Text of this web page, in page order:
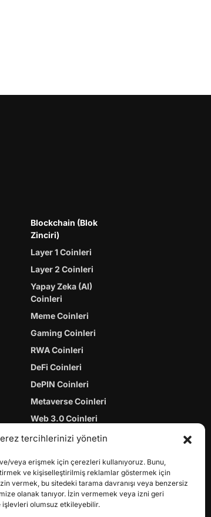
tercihlerinizi yönetin
veya erişmek için çerezleri kullanıyoruz. Bunu,
ve kişiselleştirilmiş reklamlar göstermek için
vermek, bu sitedeki tarama davranışı veya benzersiz
olanak tanıyor. İzin vermemek veya izni geri
olumsuz etkileyebilir.
Blockchain (Blok
Zinciri)
Layer 1 Coinleri
Layer 2 Coinleri
Yapay Zeka (AI)
Coinleri
Meme Coinleri
Gaming Coinleri
RWA Coinleri
DeFi Coinleri
DePIN Coinleri
Metaverse Coinleri
Web 3.0 Coinleri
Coin Türevleri